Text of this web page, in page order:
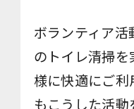
ボランティア活
のトイレ清掃
様に快適にご
もこうした活